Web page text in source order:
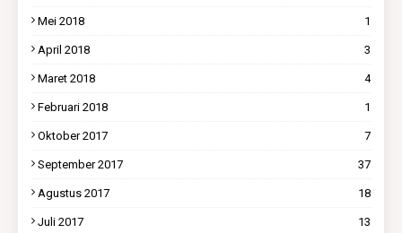
Mei 2018 1
April 2018 3
Maret 2018 4
Februari 2018 1
Oktober 2017 7
September 2017 37
Agustus 2017 18
Juli 2017 13